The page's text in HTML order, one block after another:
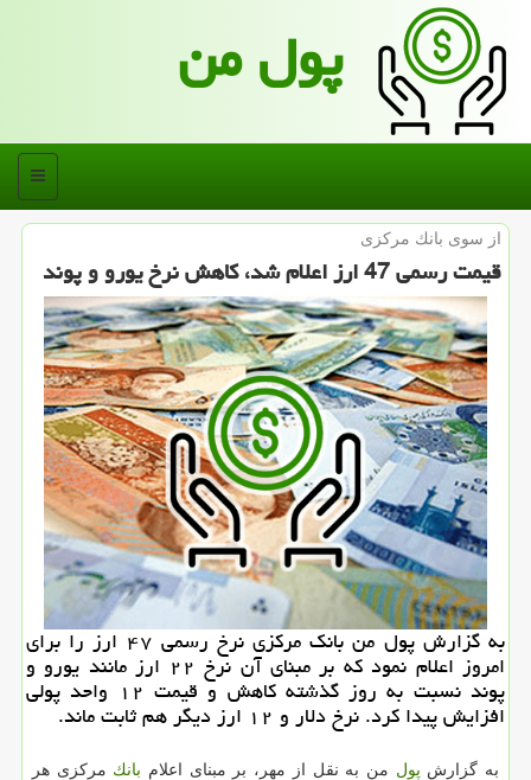
پول من
منو
از سوی بانك مركزی
قیمت رسمی 47 ارز اعلام شد، كاهش نرخ یورو و پوند
به گزارش پول من بانك مركزی نرخ رسمی ۴۷ ارز را برای
امروز اعلام نمود كه بر مبنای آن نرخ ۲۲ ارز مانند یورو و
پوند نسبت به روز گذشته كاهش و قیمت ۱۲ واحد پولی
افزایش پیدا كرد. نرخ دلار و ۱۲ ارز دیگر هم ثابت ماند.
به گزارش پول من به نقل از مهر، بر مبنای اعلام بانك مركزی هر